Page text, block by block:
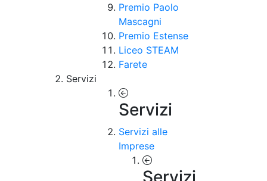
Premio Paolo
Mascagni
Premio Estense
Liceo STEAM
Farete
Servizi
Servizi
Servizi alle
Imprese